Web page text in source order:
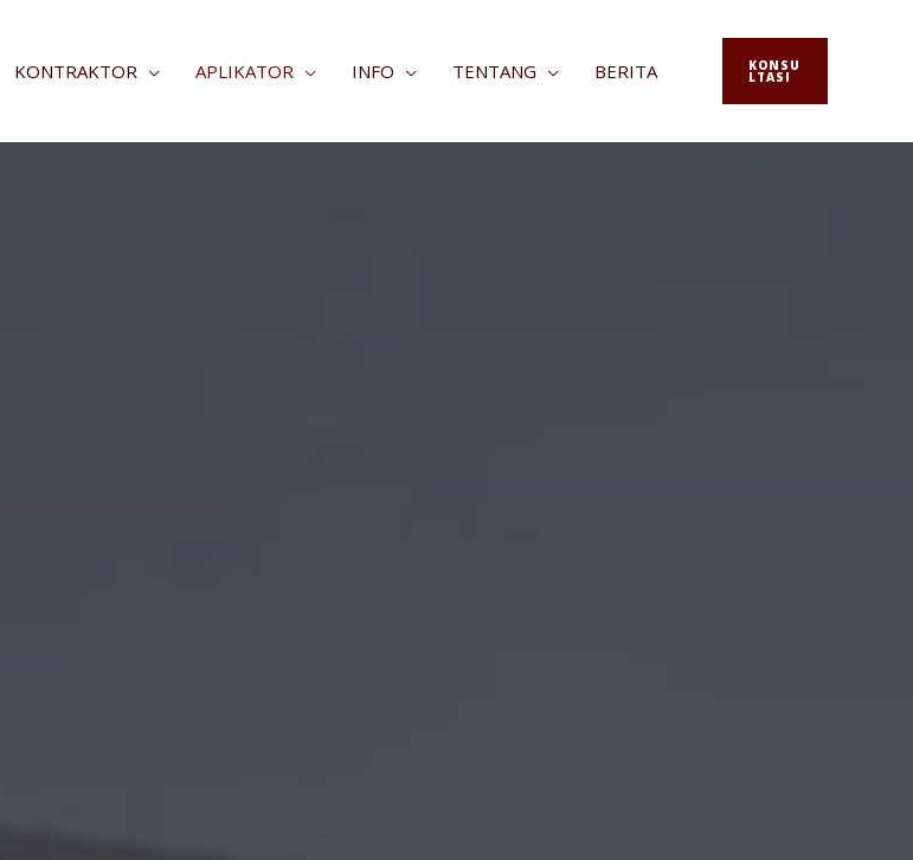
KONTRAKTOR APLIKATOR INFO TENTANG BERITA KONSU
LTASI